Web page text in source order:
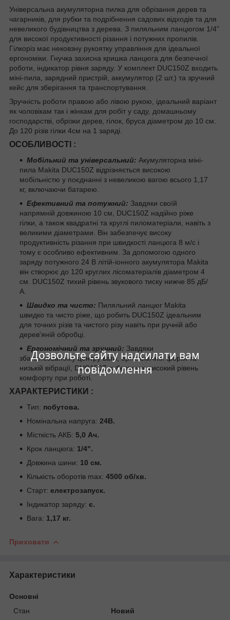
Дозвольте сайту надсилати вам
повідомлення
Універсальна акумуляторна пилка для обрізання дерев та
чагарників, для рубки та подрібнення садових відходів та для
невеликого будівництва з дерева. З пиляльним ланцюгом 1/4"
для високої продуктивності різання і потужних пропилів.
Гілкоріз має нековзну рукоятку управління для ідеальної
ергономіки. Гнучка захисна кришка ланцюга для безпечної
роботи, індикатор рівня заряду. У комплект DUC150Z входить
міні-пила, зарядний пристрій, аккумулятор (2 шт.) та зручний
кейс для зберігання та транспортування.
Зручність роботи правою або лівою рукою, ідеальний варіант
як чоловікам так і жінкам для робіт у саду, домашньому
господарстві, обрізки дерев, гілок, бруса діаметром до 10 см.
До 120 різів гілки 4см на 1 заряді.
ОСОБЛИВОСТІ :
Мобільний та універсальний: Акумуляторна міні-
пила Makita DUC150Z відрізняється високою
мобільністю у поєднанні з невеликою вагою всього 1,17
кг, включаючи батарею.
Ефективний та потужний: Завдяки своїй
напрямній довжиною 10 см, DUC150Z надійно ріже
гілки, а також квадратні та круглі пиломатеріали, навіть з
великими діаметрами. Він забезпечує високу
продуктивність різання при швидкості ланцюга 8 м/с і
тому є особливо ефективним. За допомогою одного
заряду потужного 24 В літій-іонного акумулятора Makita
він створює до 120 круглих лісоматеріалів діаметром 4
см. DUC150Z тихий рівень звукового тиску нижче 85 дБ/
А.
Швидко та чисто: Пиляльний ланцюг Makita
швидко та чисто ріже, що робить DUC150Z ідеальним
для точних різів та чистого різу навіть при ручній або
дерев'яній обробці.
Ергономічний та зручний: Завдяки
збалансованому центру ваги, ергономічній формі та
низькій вібрації, DUC150Z забезпечує високий рівень
комфорту при роботі.
ХАРАКТЕРИСТИКИ :
Тип: побутова.
Номінальна напруга: 24В.
Місткість АКБ: 5,0 Ач.
Крок ланцюга: 1/4".
Довжина шини: 10 см.
Кількість оборотів max: 4500 об/хв.
Старт: електрозапуск.
Індикатор заряду: є.
Вага: 1,17 кг.
Приховати
Характеристики
Основні
Стан
Новий